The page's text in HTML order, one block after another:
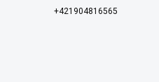
+421904816565